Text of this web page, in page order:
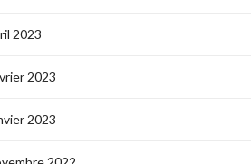
2023
2023
2023